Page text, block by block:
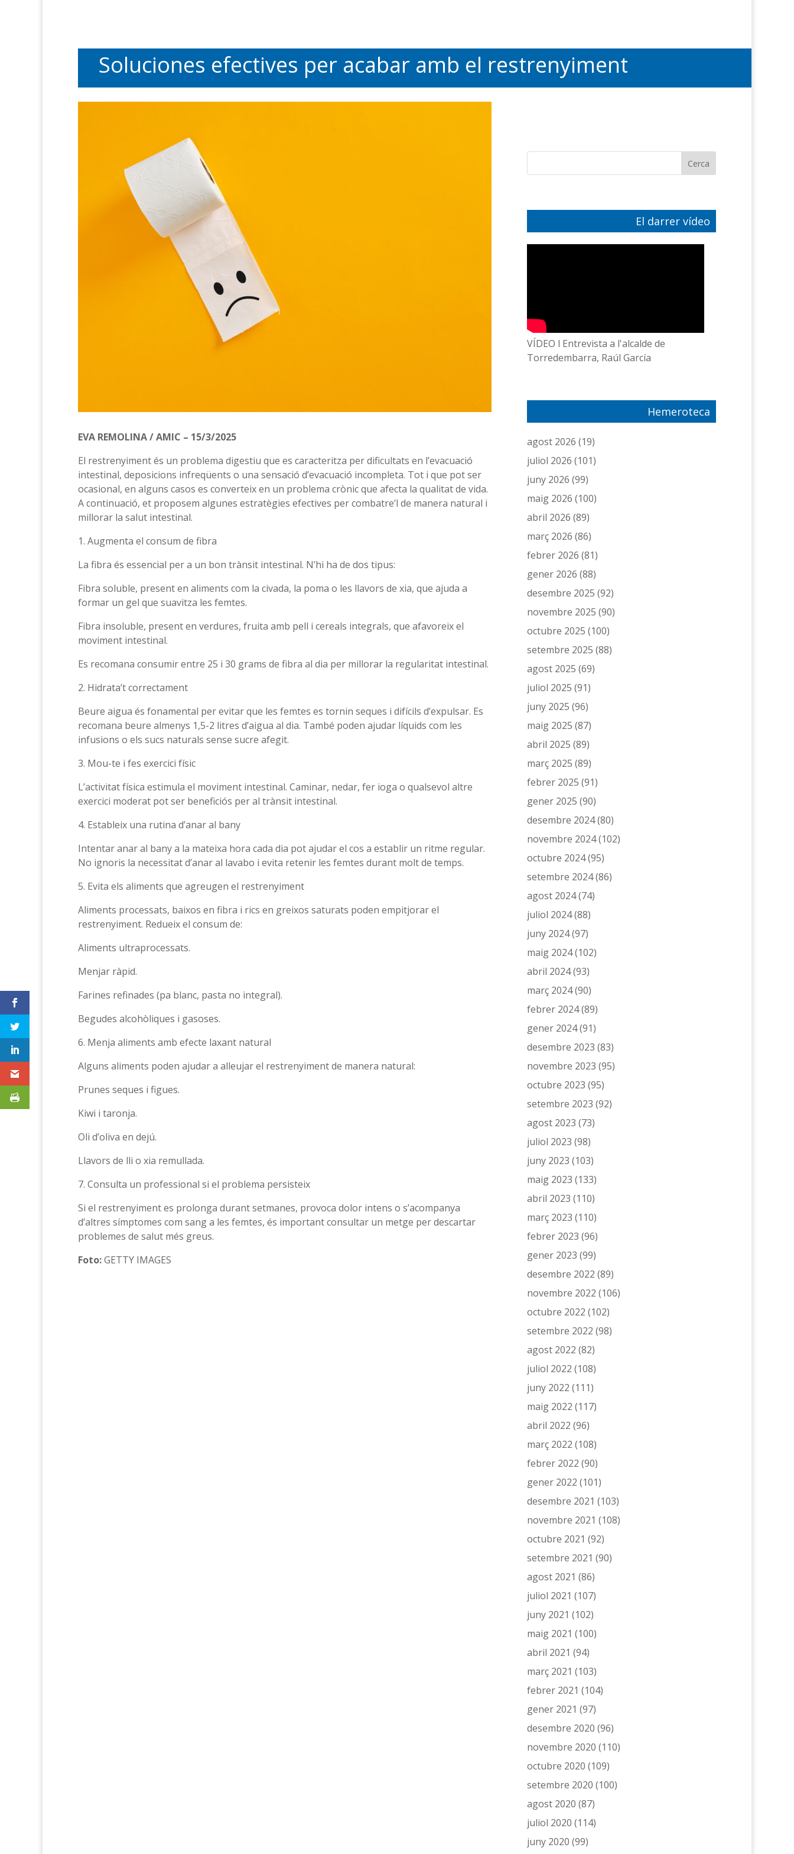
Soluciones efectives per acabar amb el restrenyiment
EVA REMOLINA / AMIC – 15/3/2025
El restrenyiment és un problema digestiu que es caracteritza per dificultats en l’evacuació
intestinal, deposicions infreqüents o una sensació d’evacuació incompleta. Tot i que pot ser
ocasional, en alguns casos es converteix en un problema crònic que afecta la qualitat de vida.
A continuació, et proposem algunes estratègies efectives per combatre’l de manera natural i
millorar la salut intestinal.
1. Augmenta el consum de fibra
La fibra és essencial per a un bon trànsit intestinal. N’hi ha de dos tipus:
Fibra soluble, present en aliments com la civada, la poma o les llavors de xia, que ajuda a
formar un gel que suavitza les femtes.
Fibra insoluble, present en verdures, fruita amb pell i cereals integrals, que afavoreix el
moviment intestinal.
Es recomana consumir entre 25 i 30 grams de fibra al dia per millorar la regularitat intestinal.
2. Hidrata’t correctament
Beure aigua és fonamental per evitar que les femtes es tornin seques i difícils d’expulsar. Es
recomana beure almenys 1,5-2 litres d’aigua al dia. També poden ajudar líquids com les
infusions o els sucs naturals sense sucre afegit.
3. Mou-te i fes exercici físic
L’activitat física estimula el moviment intestinal. Caminar, nedar, fer ioga o qualsevol altre
exercici moderat pot ser beneficiós per al trànsit intestinal.
4. Estableix una rutina d’anar al bany
Intentar anar al bany a la mateixa hora cada dia pot ajudar el cos a establir un ritme regular.
No ignoris la necessitat d’anar al lavabo i evita retenir les femtes durant molt de temps.
5. Evita els aliments que agreugen el restrenyiment
Aliments processats, baixos en fibra i rics en greixos saturats poden empitjorar el
restrenyiment. Redueix el consum de:
Aliments ultraprocessats.
Menjar ràpid.
Farines refinades (pa blanc, pasta no integral).
Begudes alcohòliques i gasoses.
6. Menja aliments amb efecte laxant natural
Alguns aliments poden ajudar a alleujar el restrenyiment de manera natural:
Prunes seques i figues.
Kiwi i taronja.
Oli d’oliva en dejú.
Llavors de lli o xia remullada.
7. Consulta un professional si el problema persisteix
Si el restrenyiment es prolonga durant setmanes, provoca dolor intens o s’acompanya
d’altres símptomes com sang a les femtes, és important consultar un metge per descartar
problemes de salut més greus.
Foto:GETTY IMAGES
El darrer vídeo
VÍDEO l Entrevista a l'alcalde de
Torredembarra, Raúl García
Hemeroteca
agost 2026 (19)
juliol 2026 (101)
juny 2026 (99)
maig 2026 (100)
abril 2026 (89)
març 2026 (86)
febrer 2026 (81)
gener 2026 (88)
desembre 2025 (92)
novembre 2025 (90)
octubre 2025 (100)
setembre 2025 (88)
agost 2025 (69)
juliol 2025 (91)
juny 2025 (96)
maig 2025 (87)
abril 2025 (89)
març 2025 (89)
febrer 2025 (91)
gener 2025 (90)
desembre 2024(80)
novembre 2024(102)
octubre 2024(95)
setembre 2024(86)
agost 2024(74)
juliol 2024(88)
juny 2024(97)
maig 2024(102)
abril 2024(93)
març 2024(90)
febrer 2024(89)
gener 2024(91)
desembre 2023 (83)
novembre 2023 (95)
octubre 2023 (95)
setembre 2023 (92)
agost 2023 (73)
juliol 2023 (98)
juny 2023 (103)
maig 2023 (133)
abril 2023 (110)
març 2023 (110)
febrer 2023 (96)
gener 2023 (99)
desembre 2022 (89)
novembre 2022 (106)
octubre 2022 (102)
setembre 2022 (98)
agost 2022 (82)
juliol 2022 (108)
juny 2022 (111)
maig 2022 (117)
abril 2022 (96)
març 2022 (108)
febrer 2022 (90)
gener 2022 (101)
desembre 2021 (103)
novembre 2021 (108)
octubre 2021 (92)
setembre 2021 (90)
agost 2021 (86)
juliol 2021 (107)
juny 2021 (102)
maig 2021 (100)
abril 2021 (94)
març 2021 (103)
febrer 2021 (104)
gener 2021 (97)
desembre 2020 (96)
novembre 2020 (110)
octubre 2020 (109)
setembre 2020 (100)
agost 2020 (87)
juliol 2020 (114)
juny 2020 (99)